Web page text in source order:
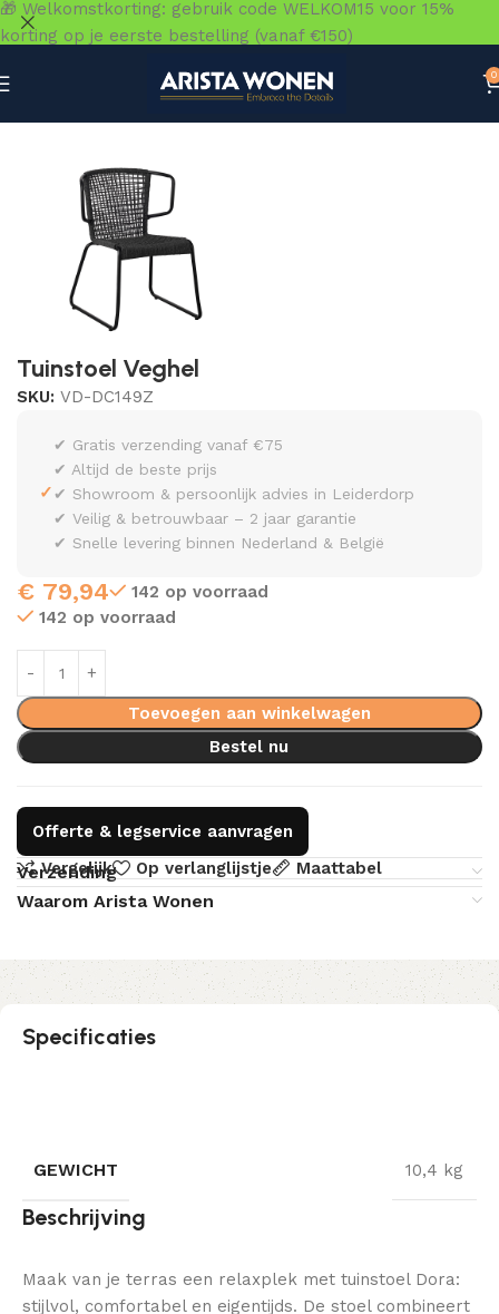
0
Tuinstoel Veghel
SKU: VD-DC149Z
✓
✔ Gratis verzending vanaf €75
✔ Altijd de beste prijs
✔ Showroom & persoonlijk advies in Leiderdorp
✔ Veilig & betrouwbaar – 2 jaar garantie
✔ Snelle levering binnen Nederland & België
€ 79,94
142 op voorraad
142 op voorraad
Toevoegen aan winkelwagen
Bestel nu
Offerte & legservice aanvragen
Vergelijk
Op verlanglijstje Maattabel
Verzending
Waarom Arista Wonen
Specificaties
GEWICHT 10,4 kg
Beschrijving
Maak van je terras een relaxplek met tuinstoel Dora:
stijlvol, comfortabel en eigentijds. De stoel combineert
🎁 Welkomstkorting: gebruik code WELKOM15 voor 15%
korting op je eerste bestelling (vanaf €150)